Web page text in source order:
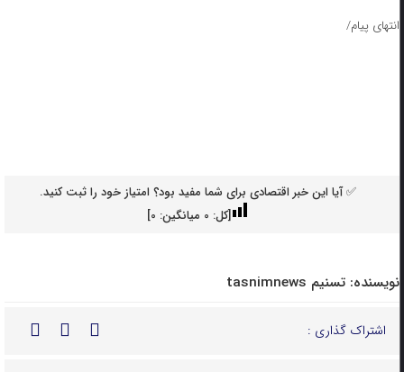
انتهای پیام/
✅ آیا این خبر اقتصادی برای شما مفید بود؟ امتیاز خود را ثبت کنید.
[کل: 0میانگین: 0
]
نویسنده: تسنیم tasnimnews
اشتراک گذاری :